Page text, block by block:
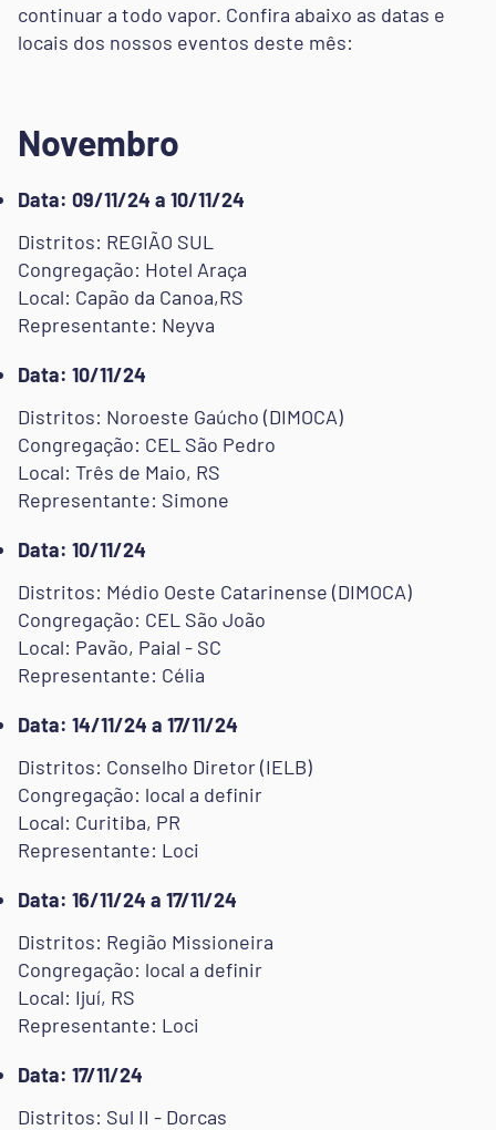
continuar a todo vapor. Confira abaixo as datas e
locais dos nossos eventos deste mês:
Novembro
Data: 09/11/24 a 10/11/24
Distritos: REGIÃO SUL
Congregação: Hotel Araça
Local: Capão da Canoa,RS
Representante: Neyva
Data: 10/11/24
Distritos: Noroeste Gaúcho (DIMOCA)
Congregação: CEL São Pedro
Local: Três de Maio, RS
Representante: Simone
Data: 10/11/24
Distritos: Médio Oeste Catarinense (DIMOCA)
Congregação: CEL São João
Local: Pavão, Paial - SC
Representante: Célia
Data: 14/11/24 a 17/11/24
Distritos: Conselho Diretor (IELB)
Congregação: local a definir
Local: Curitiba, PR
Representante: Loci
Data: 16/11/24 a 17/11/24
Distritos: Região Missioneira
Congregação: local a definir
Local: Ijuí, RS
Representante: Loci
Data: 17/11/24
Distritos: Sul II - Dorcas